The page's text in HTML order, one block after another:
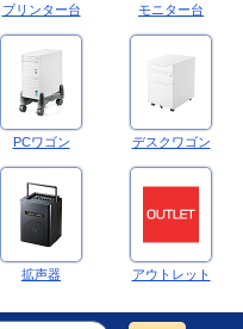
プリンター台 モニター台
PCワゴン デスクワゴン
拡声器 アウトレット